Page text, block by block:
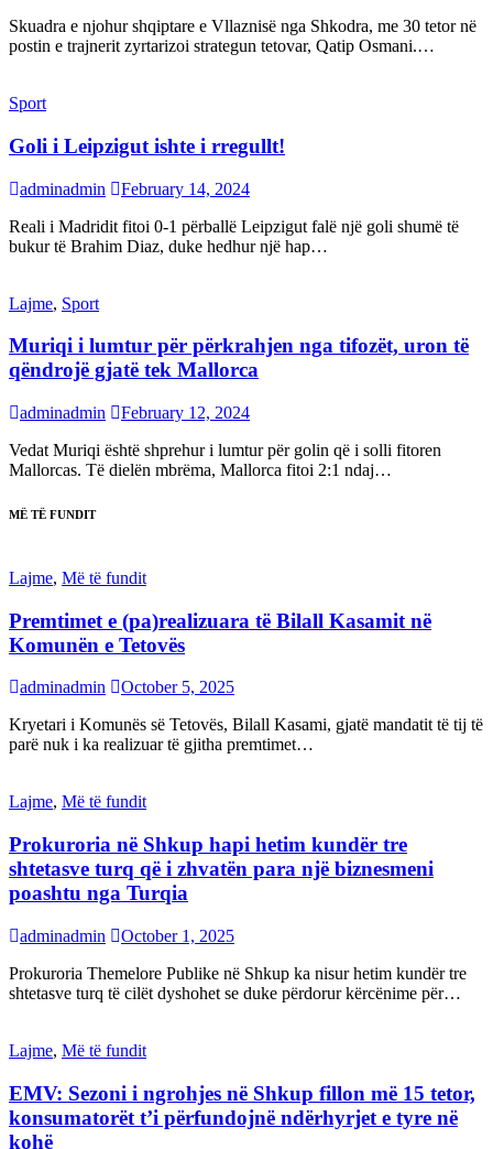
Skuadra e njohur shqiptare e Vllaznisë nga Shkodra, me 30 tetor në
postin e trajnerit zyrtarizoi strategun tetovar, Qatip Osmani.…
Sport
Goli i Leipzigut ishte i rregullt!
adminadmin
February 14, 2024
Reali i Madridit fitoi 0-1 përballë Leipzigut falë një goli shumë të
bukur të Brahim Diaz, duke hedhur një hap…
Lajme, Sport
Muriqi i lumtur për përkrahjen nga tifozët, uron të
qëndrojë gjatë tek Mallorca
adminadmin
February 12, 2024
Vedat Muriqi është shprehur i lumtur për golin që i solli fitoren
Mallorcas. Të dielën mbrëma, Mallorca fitoi 2:1 ndaj…
MË TË FUNDIT
Lajme, Më të fundit
Premtimet e (pa)realizuara të Bilall Kasamit në
Komunën e Tetovës
adminadmin
October 5, 2025
Kryetari i Komunës së Tetovës, Bilall Kasami, gjatë mandatit të tij të
parë nuk i ka realizuar të gjitha premtimet…
Lajme, Më të fundit
Prokuroria në Shkup hapi hetim kundër tre
shtetasve turq që i zhvatën para një biznesmeni
poashtu nga Turqia
adminadmin
October 1, 2025
Prokuroria Themelore Publike në Shkup ka nisur hetim kundër tre
shtetasve turq të cilët dyshohet se duke përdorur kërcënime për…
Lajme, Më të fundit
EMV: Sezoni i ngrohjes në Shkup fillon më 15 tetor,
konsumatorët t’i përfundojnë ndërhyrjet e tyre në
kohë